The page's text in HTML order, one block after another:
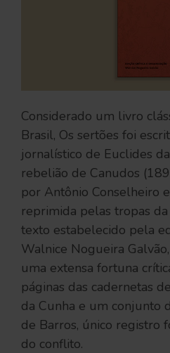
Considerado um livro
Brasil, Os sertões foi
jornalístico de Euclides
rebelião de Canudos
por Antônio Conselheiro
reprimida pelas tropas
texto estabelecido pela
Walnice Nogueira
uma extensa fortuna
páginas das cadernetas
da Cunha e um conjunto
de Barros, único registro
do conflito.